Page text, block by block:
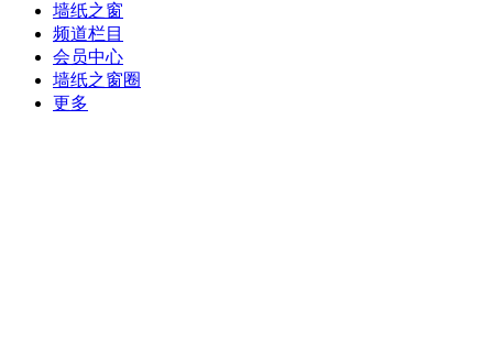
墙纸之窗
频道栏目
会员中心
墙纸之窗圈
更多